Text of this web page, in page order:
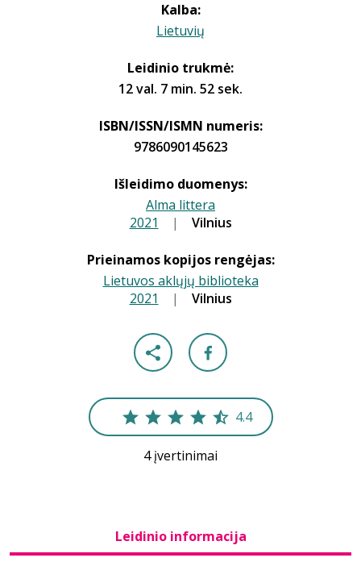
Kalba:
Lietuvių
Leidinio trukmė:
12 val. 7 min. 52 sek.
ISBN/ISSN/ISMN numeris:
9786090145623
Išleidimo duomenys:
Alma littera
2021 | Vilnius
Prieinamos kopijos rengėjas:
Lietuvos aklųjų biblioteka
2021 | Vilnius
4.4
4 įvertinimai
Leidinio informacija